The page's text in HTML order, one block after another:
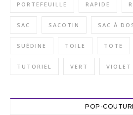
PORTEFEUILLE RAPIDE
SAC SACOTIN SAC À
SUÉDINE TOILE TOTE
TUTORIEL VERT VIOLET
POP-